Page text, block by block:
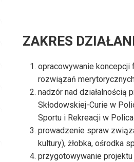
ZAKRES
opracowywanie koncepcji
rozwiązań
nadzór nad działalnością
Skłodowskiej-Curie w
Sportu i Rekreacji w
prowadzenie spraw
kultury), żłobka, ośrodka
przygotowywanie projektu